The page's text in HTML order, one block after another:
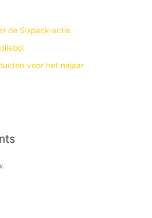
de Sixpack-actie
voor het najaar